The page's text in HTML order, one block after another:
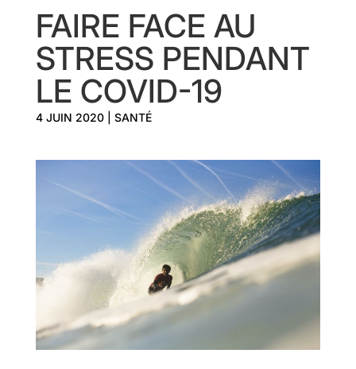
FAIRE FACE AU
STRESS PENDANT
LE COVID-19
4 JUIN 2020| SANTÉ